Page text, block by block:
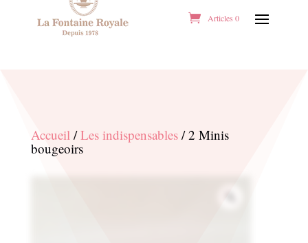
Articles 0
Accueil/Les indispensables/ 2 Minis
bougeoirs